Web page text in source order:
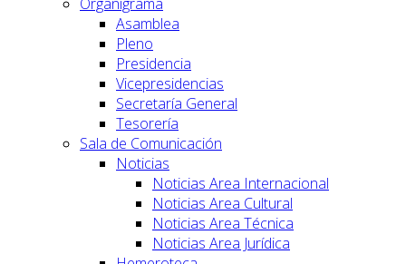
Asamblea
Pleno
Presidencia
Vicepresidencias
Secretaría General
Tesorería
Sala de Comunicación
Noticias
Noticias Area Internacional
Noticias Area Cultural
Noticias Area Técnica
Noticias Area Jurídica